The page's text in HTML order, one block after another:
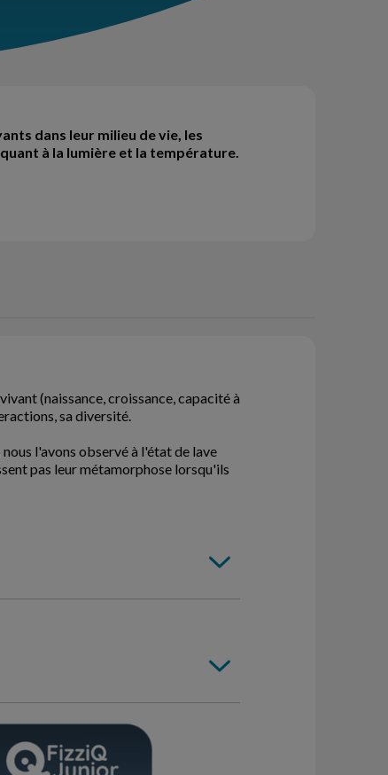
dans leur milieu de vie, les
à la lumière et la température.
(naissance, croissance, capacité à
sa diversité.
l'avons observé à l'état de lave
pas leur métamorphose lorsqu'ils